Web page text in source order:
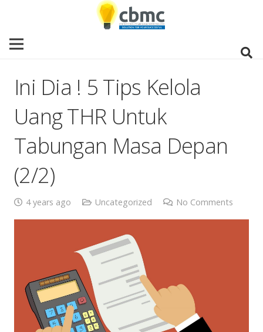
Ini Dia ! 5 Tips Kelola
Uang THR Untuk
Tabungan Masa Depan
(2/2)
4 years ago Uncategorized No Comments